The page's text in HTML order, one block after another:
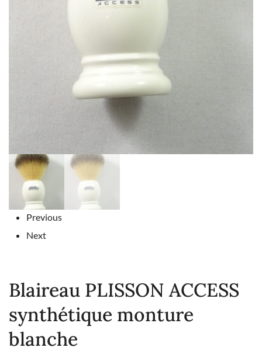
Previous
Next
Blaireau PLISSON ACCESS
synthétique monture
blanche